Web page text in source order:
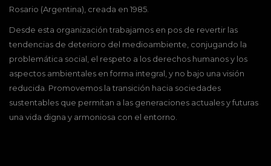
Rosario (Argentina), creada en 1985.
Desde esta organización trabajamos en pos de revertir las
tendencias de deterioro del medioambiente, conjugando la
problemática social, el respeto a los derechos humanos y los
aspectos ambientales en forma integral, y no bajo una visión
reducida. Promovemos la transición hacia sociedades
sustentables que permitan a las generaciones actuales y futuras
una vida digna y armoniosa con el entorno.